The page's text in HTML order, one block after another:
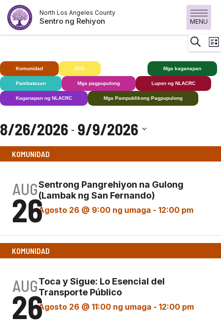
Laktawan
ang
nilalaman
North Los Angeles County
Sentro ng Rehiyon MENU
Komunidad DDS Mga kaganapan
Pambatasan Mga pagpupulong Lupon ng NLACRC
Kaganapan ng NLACRC Mga Pampublikong Pagpupulong
8/26/2026 - 9/9/2026
KOMUNIDAD
AUG
26
Sentrong Pangrehiyon na Gulong
(Lambak ng San Fernando)
Agosto 26 @ 9:00 ng umaga - 12:00 pm
KOMUNIDAD
AUG
26
Toca y Sigue: Lo Esencial del
Transporte Público
Agosto 26 @ 11:00 ng umaga - 12:00 pm